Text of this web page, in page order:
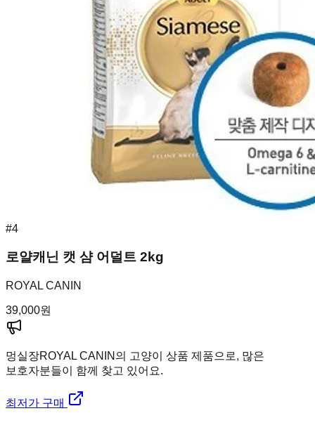
#4
로얄캐닌 캣 샴 어덜트 2kg
ROYAL CANIN
39,000원
멍실장ROYAL CANIN의 고양이 상품 제품으로, 많은
보호자분들이 함께 찾고 있어요.
최저가 구매